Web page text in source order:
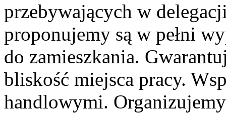
przebywających w
proponujemy są w pełni
do zamieszkania.
bliskość miejsca pracy.
handlowymi.